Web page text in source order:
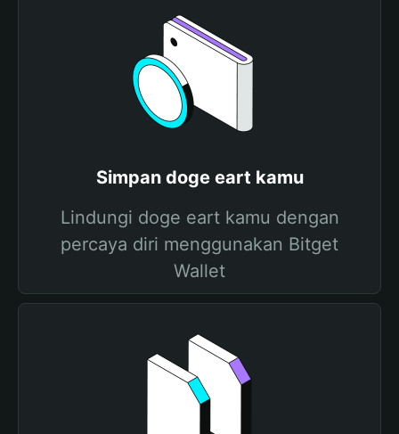
Simpan doge eart kamu
Lindungi doge eart kamu dengan
percaya diri menggunakan Bitget
Wallet